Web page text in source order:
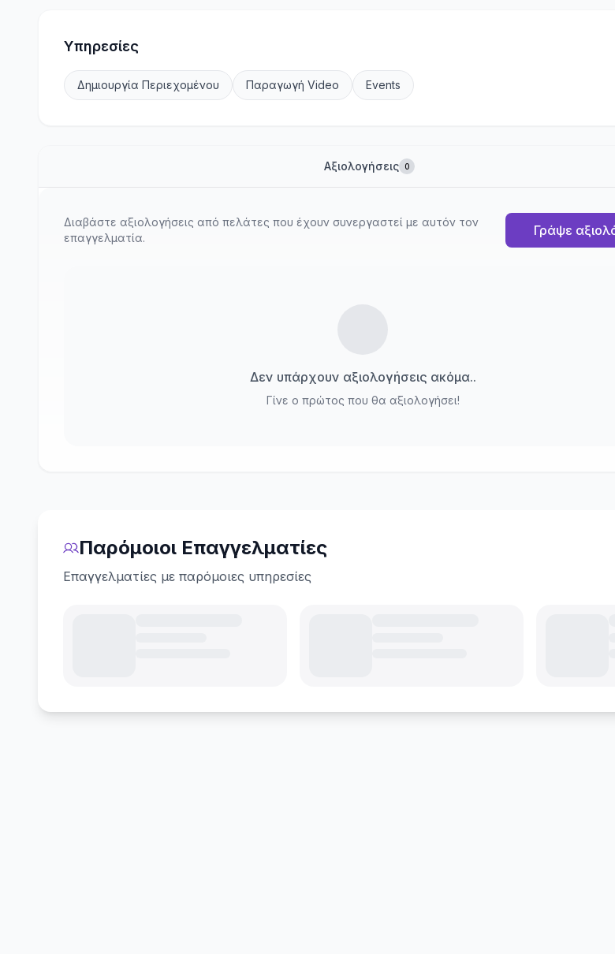
Υπηρεσίες
Δημιουργία Περιεχομένου Παραγωγή Video Events
Αξιολογήσεις 0
Διαβάστε αξιολογήσεις από πελάτες που έχουν συνεργαστεί με αυτόν τον
επαγγελματία.
Γράψε
Δεν υπάρχουν αξιολογήσεις ακόμα..
Γίνε ο πρώτος που θα αξιολογήσει!
Παρόμοιοι Επαγγελματίες
Επαγγελματίες με παρόμοιες υπηρεσίες